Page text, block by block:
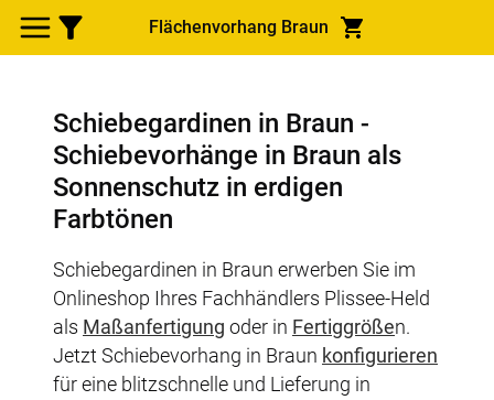
Flächenvorhang Braun
Schiebegardinen in Braun -
Schiebevorhänge in Braun als
Sonnenschutz in erdigen
Farbtönen
Schiebegardinen in Braun erwerben Sie im
Onlineshop Ihres Fachhändlers Plissee-Held
als Maßanfertigung oder in Fertiggrößen.
Jetzt Schiebevorhang in Braun konfigurieren
für eine blitzschnelle und Lieferung in